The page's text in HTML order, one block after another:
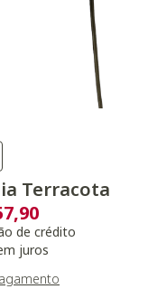
Terracota
de crédito
juros